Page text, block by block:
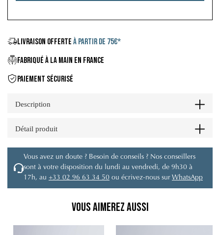
LIVRAISON OFFERTE À PARTIR DE 75€*
FABRIQUÉ À LA MAIN EN FRANCE
PAIEMENT SÉCURISÉ
Description
Détail produit
Vous avez un doute ? Besoin de conseils ? Nos conseillers
sont à votre disposition du lundi au vendredi, de 9h30 à
17h, au +33 02 96 63 34 50 ou écrivez-nous sur WhatsApp
Vous aimerez aussi